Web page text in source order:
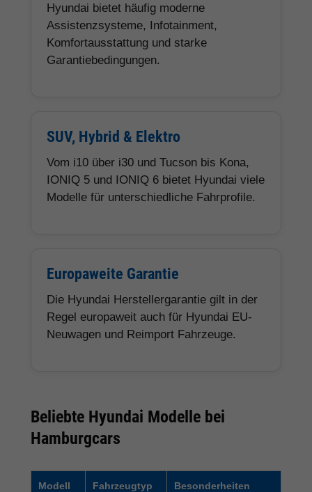
Hyundai bietet häufig moderne
Assistenzsysteme, Infotainment,
Komfortausstattung und starke
Garantiebedingungen.
SUV, Hybrid & Elektro
Vom i10 über i30 und Tucson bis Kona,
IONIQ 5 und IONIQ 6 bietet Hyundai viele
Modelle für unterschiedliche Fahrprofile.
Europaweite Garantie
Die Hyundai Herstellergarantie gilt in der
Regel europaweit auch für Hyundai EU-
Neuwagen und Reimport Fahrzeuge.
Beliebte Hyundai Modelle bei
Hamburgcars
Modell Fahrzeugtyp Besonderheiten